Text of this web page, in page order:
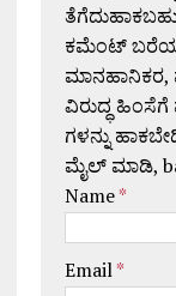
ಕಮೆಂಟ್
ಮಾನಹಾನಿಕರ,
ವಿರುದ್ಧ
ಗಳನ್ನು
ಮೈಲ್ ಮಾಡಿ,
Name*
Email*